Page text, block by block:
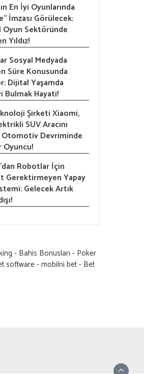
En İyi Oyunlarında
İmzası Görülecek:
Oyun Sektöründe
Yıldız!
Sosyal Medyada
Süre Konusunda
Dijital Yaşamda
Bulmak Hayati!
Şirketi Xiaomi,
SUV Aracını
Otomotiv Devriminde
Oyuncu!
Robotlar İçin
Gerektirmeyen Yapay
Gelecek Artık
- Bahis Bonusları - Poker
software-mobilni bet- Bet